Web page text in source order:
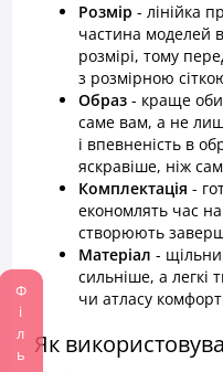
Фільтр
Розмір - лінійка
частина моделей
розмірі, тому
з розмірною
Образ - краще
саме вам, а не
і впевненість в
яскравіше, ніж
Комплектація -
економлять час на
створюють
Матеріал -
сильніше, а
чи атласу
Як